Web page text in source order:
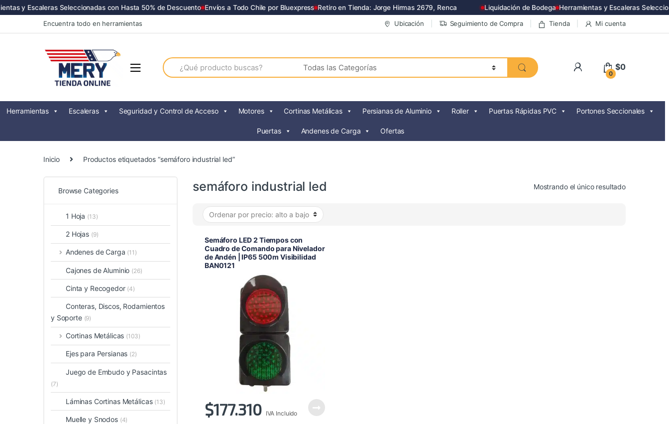
y Escaleras Seleccionadas con Hasta 50% de Descuento Envíos a Todo Chile por Bluexpress Retiro en Tienda: Jorge Hirmas 2679, Renca Liquidación de Bodega Herramientas y Escaleras
to
to
Encuentra todo en herramientas Ubicación Seguimiento de Compra Tienda Mi cuenta
Search
for:
0
$0
Herramientas Escaleras Seguridad y Control de Acceso Motores Cortinas Metálicas Persianas de Aluminio Roller Puertas Rápidas PVC Portones Seccionales
Puertas Andenes de Carga Ofertas
Inicio Productos etiquetados “semáforo industrial led”
semáforo industrial led Mostrando el único resultado
Semáforo LED 2 Tiempos con
Cuadro de Comando para Nivelador
de Andén | IP65 500m Visibilidad
BAN0121
$177.310 IVA Incluido
Browse Categories
1 Hoja (13)
2 Hojas (9)
Andenes de Carga (11)
Cajones de Aluminio (26)
Cinta y Recogedor (4)
Conteras, Discos, Rodamientos
y Soporte (9)
Cortinas Metálicas (103)
Ejes para Persianas (2)
Juego de Embudo y Pasacintas
(7)
Láminas Cortinas Metálicas (13)
Muelle y Snodos (4)